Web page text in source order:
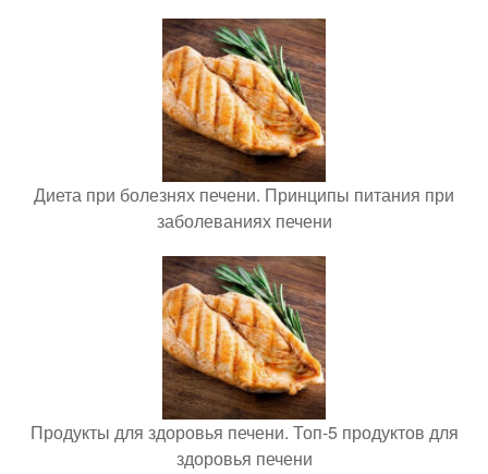
Диета при болезнях печени. Принципы питания при
заболеваниях печени
Продукты для здоровья печени. Топ-5 продуктов для
здоровья печени